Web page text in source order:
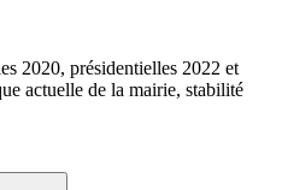
2020, présidentielles 2022 et
actuelle de la mairie, stabilité